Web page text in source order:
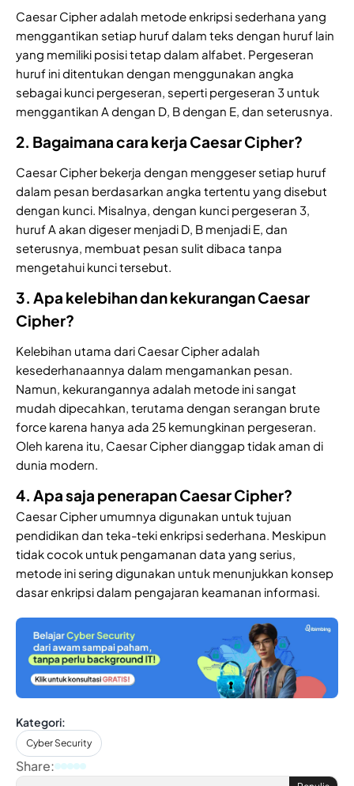
Caesar Cipher adalah metode enkripsi sederhana yang
menggantikan setiap huruf dalam teks dengan huruf lain
yang memiliki posisi tetap dalam alfabet. Pergeseran
huruf ini ditentukan dengan menggunakan angka
sebagai kunci pergeseran, seperti pergeseran 3 untuk
menggantikan A dengan D, B dengan E, dan seterusnya.
2. Bagaimana cara kerja Caesar Cipher?
Caesar Cipher bekerja dengan menggeser setiap huruf
dalam pesan berdasarkan angka tertentu yang disebut
dengan kunci. Misalnya, dengan kunci pergeseran 3,
huruf A akan digeser menjadi D, B menjadi E, dan
seterusnya, membuat pesan sulit dibaca tanpa
mengetahui kunci tersebut.
3. Apa kelebihan dan kekurangan Caesar
Cipher?
Kelebihan utama dari Caesar Cipher adalah
kesederhanaannya dalam mengamankan pesan.
Namun, kekurangannya adalah metode ini sangat
mudah dipecahkan, terutama dengan serangan brute
force karena hanya ada 25 kemungkinan pergeseran.
Oleh karena itu, Caesar Cipher dianggap tidak aman di
dunia modern.
4. Apa saja penerapan Caesar Cipher?
Caesar Cipher umumnya digunakan untuk tujuan
pendidikan dan teka-teki enkripsi sederhana. Meskipun
tidak cocok untuk pengamanan data yang serius,
metode ini sering digunakan untuk menunjukkan konsep
dasar enkripsi dalam pengajaran keamanan informasi.
Kategori:
Cyber Security
Share: